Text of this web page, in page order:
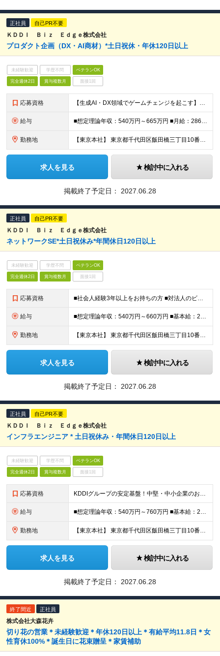
正社員 自己PR不要
ＫＤＤＩ Ｂｉｚ Ｅｄｇｅ株式会社
プロダクト企画（DX・AI商材）*土日祝休・年休120日以上
未経験歓迎 学歴不問 ベテランOK
完全週休2日 賞与複数月 面接1回
応募資格 【生成AI・DX領域でゲームチェンジを起こす】KDDIグループの安定基盤と大きな裁量でお客様の未来を変える！ --------------- ■以下いずれかの経験をお持ちの方（いずれも経験3年以上）
給与 ■想定理論年収：540万円～665万円 ■月給：286,500円～351,500円 ※経験・能力等を考慮の上決定します ※想定理論年収は「基本給＋時間外手当＋賞与」となります ※時間外手当：勤務実績に
勤務地 【東京本社】 東京都千代田区飯田橋三丁目10番10号 ガーデンエアタワー ※当面は東京本社での勤務を想定しておりますが、将来的に転勤の可能性があります ※入社時8営業日、東京本社で集合研修がございます
求人を見る 検討中に入れる
掲載終了予定日： 2027.06.28
正社員 自己PR不要
ＫＤＤＩ Ｂｉｚ Ｅｄｇｅ株式会社
ネットワークSE*土日祝休み*年間休日120日以上
未経験歓迎 学歴不問 ベテランOK
完全週休2日 賞与複数月 面接1回
応募資格 ■社会人経験3年以上をお持ちの方 ■対法人のビジネスコミュニケーションスキルを有し、下記いずれの経験もお持ちの方 ・インフラ(サーバーまたはネットワーク)の運用・保守、もしくは検証(テスト)の実務経験
給与 ■想定理論年収：540万円～660万円 ■基本給：286,500円～351,500円 ※経験・能力等を考慮の上、決定いたします。 ※想定理論年収：基本給＋時間外手当＋賞与 ※時間外手当：勤務実績に応じ
勤務地 【東京本社】 東京都千代田区飯田橋三丁目10番10号 ガーデンエアタワー ※当面は東京本社での勤務を想定しておりますが、将来的に転勤の可能性があります ※入社時8営業日、東京本社で集合研修がございます
求人を見る 検討中に入れる
掲載終了予定日： 2027.06.28
正社員 自己PR不要
ＫＤＤＩ Ｂｉｚ Ｅｄｇｅ株式会社
インフラエンジニア * 土日祝休み・年間休日120日以上
未経験歓迎 学歴不問 ベテランOK
完全週休2日 賞与複数月 面接1回
応募資格 KDDIグループの安定基盤！中堅・中小企業のお客さまに対し、ITインフラ環境の提案から構築までワンストップで担当していただきます。 --------------- ■必須要件 社会人経験3年以上で
給与 ■想定理論年収：540万円～760万円 ■基本給：286,500円～401,500円 ※経験・能力等を考慮の上、決定いたします。 ※想定理論年収：基本給＋時間外手当＋賞与 ※時間外手当：勤務実績に応じ
勤務地 【東京本社】 東京都千代田区飯田橋三丁目10番10号 ガーデンエアタワー ※当面は東京本社での勤務を想定しておりますが、将来的に転勤の可能性があります ※入社時8営業日、東京本社で集合研修がございます
求人を見る 検討中に入れる
掲載終了予定日： 2027.06.28
終了間近 正社員
株式会社大森花卉
切り花の営業＊未経験歓迎＊年休120日以上＊有給平均11.8日＊女
性育休100%＊誕生日に花束贈呈＊家賃補助